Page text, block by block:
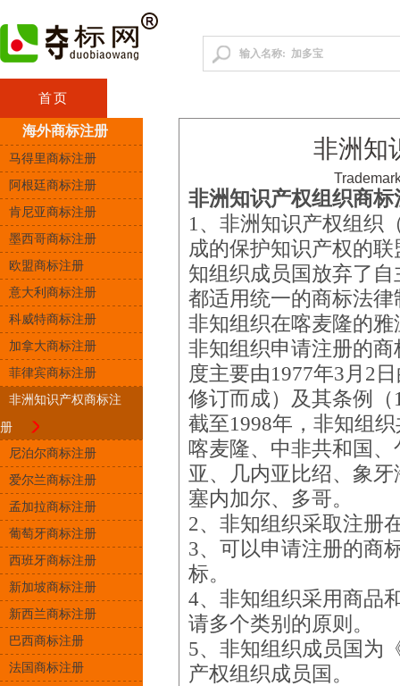
首页
海外商标注册
马得里商标注册
阿根廷商标注册
肯尼亚商标注册
墨西哥商标注册
欧盟商标注册
意大利商标注册
科威特商标注册
加拿大商标注册
菲律宾商标注册
非洲知识产权商标注
册
尼泊尔商标注册
爱尔兰商标注册
孟加拉商标注册
葡萄牙商标注册
西班牙商标注册
新加坡商标注册
新西兰商标注册
巴西商标注册
法国商标注册
非洲知
非洲知识产权组织商标
1、非洲知识产权组织
成的保护知识产权的
知组织成员国放弃了
都适用统一的商标法律
非知组织在喀麦隆的
非知组织申请注册的
度主要由1977年3月2
修订而成）及其条例
截至1998年，非知组
喀麦隆、中非共和国
亚、几内亚比绍、象
塞内加尔、多哥。
2、非知组织采取注册
3、可以申请注册的商
标。
4、非知组织采用商品
请多个类别的原则。
5、非知组织成员国为
产权组织成员国。